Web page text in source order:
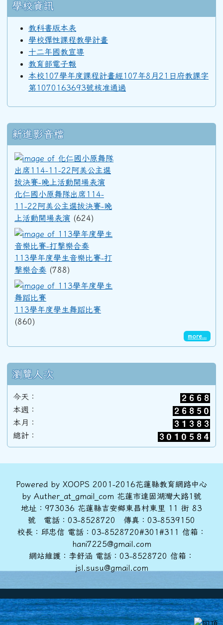
92學年度(93年6月)第34屆乙班
92學年度(93年6月)第34屆甲班
91學年度(92年6月)第33屆乙班
91學年度(92年6月)第33屆甲班
90學年度(91年6月)第32屆丙班
90學年度(91年6月)第32屆乙班
88學年度(89年6月)第30屆乙班
88學年度(89年6月)第30屆甲班
86學年度(87年6月)第28屆丙班
86學年度(87年6月)第28屆乙班
學校資訊
教科書版本表
學校彈性課程教學計畫
十二年國教宣導
教育部電子報
本校107學年度課程計畫經107年8月21日府教課字
第1070163693號核准通過
新進影音檔
化仁國小原舞隊出席114-
11-22阿美公主選拔決賽-晚
上活動開場表演 (624)
113學年度學生音樂比賽-打
擊樂合奏 (788)
113學年度學生舞蹈比賽
(860)
more...
瀏覽人次
今天：
本週：
本月：
總計：
頁尾區域內容
Powered by XOOPS 2001-2016花蓮縣教育網路中心
by Auther_at_gmail_com 花蓮市達固湖灣大路1號
地址：973036 花蓮縣吉安鄉東昌村東里 11 街 83
號 電話：03-8528720 傳真：03-8539150
校長：邱忠信 電話：03-8528720#301#311 信箱：
hani7225@gmail.com
網站維護：李舒涵 電話：03-8528720 信箱：
jsl.susu@gmail.com